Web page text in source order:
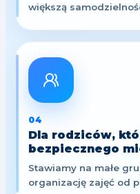
większą
04
Dla rodziców,
bezpiecznego
Stawiamy na małe
organizację zajęć od